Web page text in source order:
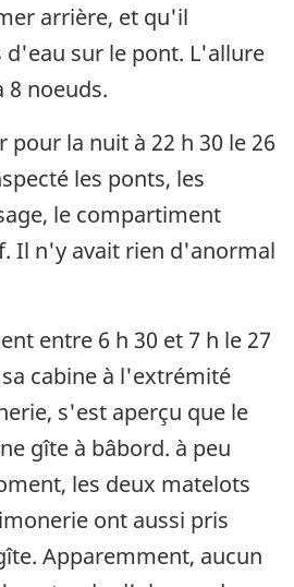
arrière, et qu'il
sur le pont. L'allure
8 noeuds.
pour la nuit à 22 h 30 le 26
les ponts, les
le compartiment
Il n'y avait rien d'anormal
entre 6 h 30 et 7 h le 27
cabine à l'extrémité
s'est aperçu que le
gîte à bâbord. à peu
les deux matelots
ont aussi pris
Apparemment, aucun